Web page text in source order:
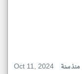
Oct 11, 2024
منذ سنة